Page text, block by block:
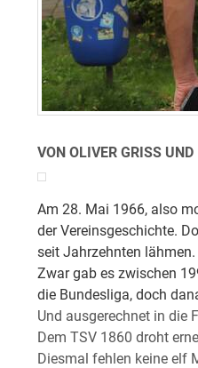
VON OLIVER GRISS
Am 28. Mai 1966, also
der Vereinsgeschichte.
seit Jahrzehnten
Zwar gab es zwischen
die Bundesliga, doch
Und ausgerechnet in die
Dem TSV 1860 droht
Diesmal fehlen keine elf